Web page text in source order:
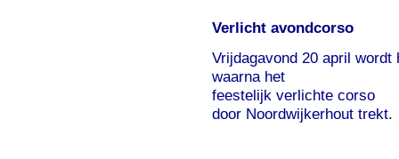
Verlicht avondcorso
Vrijdagavond 20 april
waarna het
feestelijk verlichte corso
door Noordwijkerhout trekt.